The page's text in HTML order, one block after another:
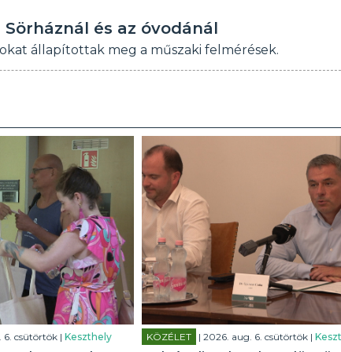
és az óvodánál
állapítottak meg a műszaki felmérések.
6. csütörtök | Keszthely KÖZÉLET | 2026. aug. 6. csütörtök |